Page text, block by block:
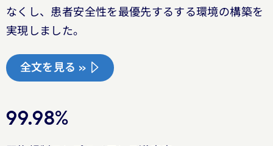
なくし、患者安全性を最優先するする環境の構築を
実現しました。
全文を見る »
99.98%